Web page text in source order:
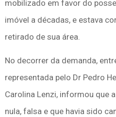
mobilizado em favor do
imóvel a décadas, e estava
retirado de sua área.
No decorrer da demanda,
representada pelo Dr Pedro
Carolina Lenzi, informou que
nula, falsa e que havia sido